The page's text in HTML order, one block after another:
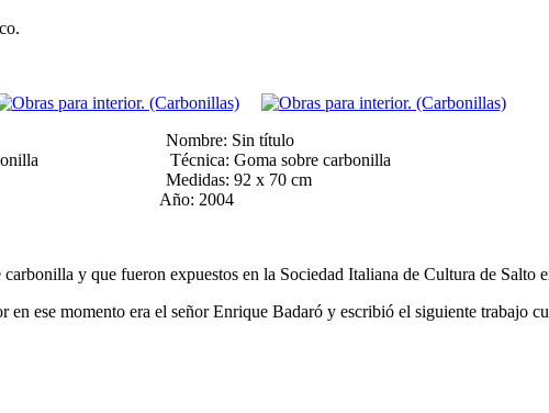
Nombre: Sin título
carbonilla Técnica: Goma sobre carbonilla
cm Medidas: 92 x 70 cm
Año: 2004
carbonilla y que fueron expuestos en la Sociedad Italiana de Cultura de
ese momento era el señor Enrique Badaró y escribió el siguiente trabajo